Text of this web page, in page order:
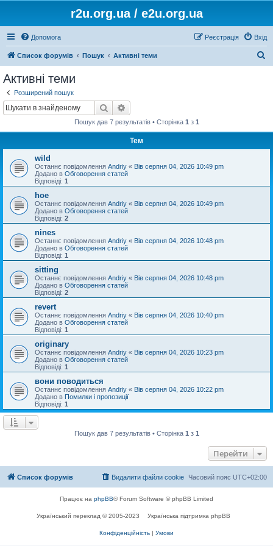
r2u.org.ua / e2u.org.ua
Допомога Вхід
Реєстрація
Список форумів Пошук Активні теми
Активні теми
Розширений пошук
Пошук
Пошук дав 7 результатів • Сторінка 1 з 1
Тем
wild
Останнє повідомлення Andriy « Вів серпня 04, 2026 10:49 pm
Додано в Обговорення статей
Відповіді: 1
hoe
Останнє повідомлення Andriy « Вів серпня 04, 2026 10:49 pm
Додано в Обговорення статей
Відповіді: 2
nines
Останнє повідомлення Andriy « Вів серпня 04, 2026 10:48 pm
Додано в Обговорення статей
Відповіді: 1
sitting
Останнє повідомлення Andriy « Вів серпня 04, 2026 10:48 pm
Додано в Обговорення статей
Відповіді: 2
revert
Останнє повідомлення Andriy « Вів серпня 04, 2026 10:40 pm
Додано в Обговорення статей
Відповіді: 1
originary
Останнє повідомлення Andriy « Вів серпня 04, 2026 10:23 pm
Додано в Обговорення статей
Відповіді: 1
вони поводиться
Останнє повідомлення Andriy « Вів серпня 04, 2026 10:22 pm
Додано в Помилки і пропозиції
Відповіді: 1
Пошук дав 7 результатів • Сторінка 1 з 1
Перейти
Список форумів Часовий пояс UTC+02:00
Видалити файли cookie
Працює на phpBB® Forum Software © phpBB Limited
Український переклад © 2005-2023 Українська підтримка phpBB
Конфіденційність | Умови